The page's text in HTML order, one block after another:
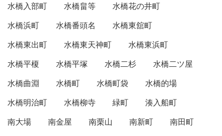
水橋入部町
水橋畠等
水橋花の井町
水橋浜町
水橋番頭名
水橋東舘町
水橋東出町
水橋東天神町
水橋東浜町
水橋平榎
水橋平塚 水橋二杉
水橋二ツ屋
水橋曲淵
水橋町 水橋町袋
水橋的場
水橋明治町
水橋柳寺 緑町
湊入船町
南大場
南金屋 南栗山 南新町
南田町